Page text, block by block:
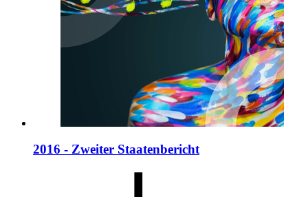
2016 - Zweiter Staatenbericht